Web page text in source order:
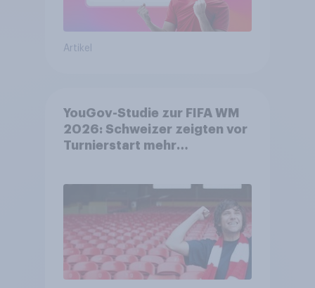
Artikel
YouGov-Studie zur FIFA WM
2026: Schweizer zeigten vor
Turnierstart mehr